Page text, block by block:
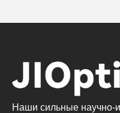
Наши сильные научно-